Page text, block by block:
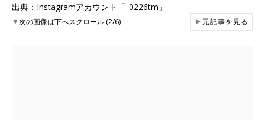
出典：Instagramアカウント「_0226tm」
▼次の画像は下へスクロール (2/6) ▶元記事を見る